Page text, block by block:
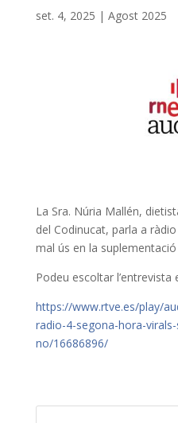
set. 4, 2025 | Agost 2025
La Sra. Núria Mallén,
del Codinucat, parla a
mal ús en la
Podeu escoltar l’entrevista
https://www.rtve.es/play/
radio-4-segona-hora-
no/16686896/